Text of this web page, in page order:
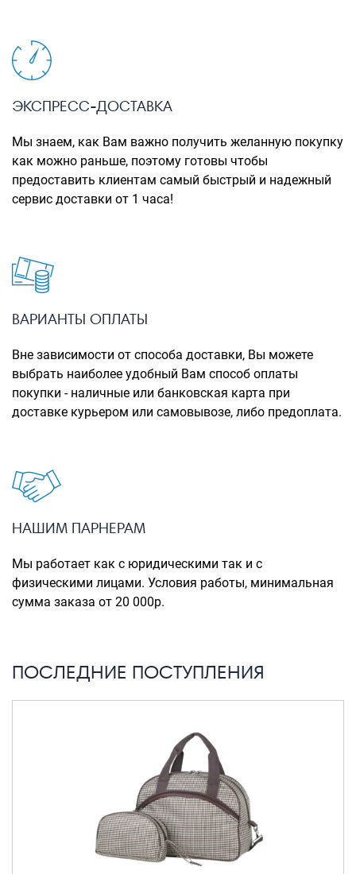
Рюкзаки городские
Рюкзаки школьные
Рюкзаки подростковые
Рюкзаки для охоты-рыбалки
Рюкзаки на колесах
ШОППЕРЫ
Кейсы и планшеты
Аксессуары
Мешки для обуви
Пеналы для школы
Чемоданы на колесах
Чемоданы детские
Пилоты на колесах
Рюкзаки детские для детских
чемоданов
Бьюти-кейсы
Саквояжи
ЭКСПРЕСС-ДОСТАВКА
Мы знаем, как Вам важно получить желанную покупку
как можно раньше, поэтому готовы чтобы
предоставить клиентам самый быстрый и надежный
сервис доставки от 1 часа!
ВАРИАНТЫ ОПЛАТЫ
Вне зависимости от способа доставки, Вы можете
выбрать наиболее удобный Вам способ оплаты
покупки - наличные или банковская карта при
доставке курьером или самовывозе, либо предоплата.
НАШИМ ПАРНЕРАМ
Мы работает как с юридическими так и с
физическими лицами. Условия работы, минимальная
сумма заказа от 20 000р.
ПОСЛЕДНИЕ ПОСТУПЛЕНИЯ